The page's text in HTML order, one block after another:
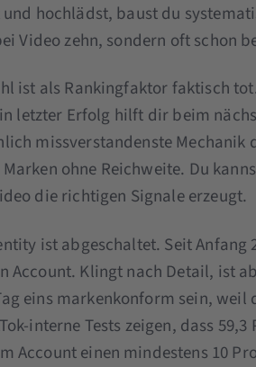
hochlädst, baust du
Video zehn, sondern oft schon
ist als Rankingfaktor faktisch
letzter Erfolg hilft dir beim
missverstandenste
ohne Reichweite. Du
die richtigen Signale erzeugt.
ist abgeschaltet. Seit Anfang
Account. Klingt nach Detail, ist
eins markenkonform sein,
interne Tests zeigen, dass
Account einen mindestens 10